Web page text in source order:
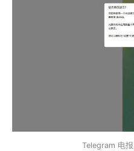
Telegram 电